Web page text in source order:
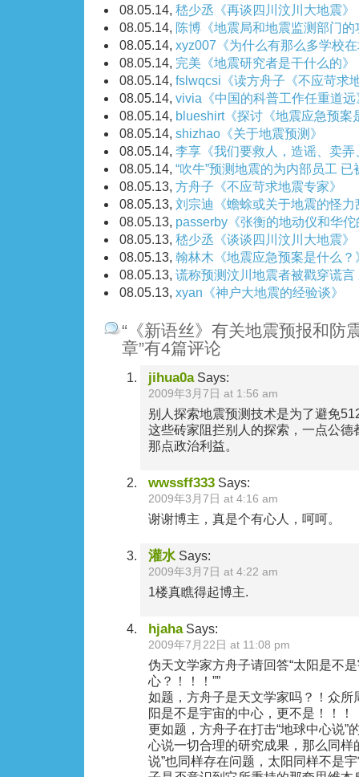
08.05.14, 嵇少丞《再谈四川汶川大地震》
08.05.14, 陈博《地震局和地震监测部门
08.05.14, xyz007《为什么有那么多学校
08.05.14, 完美《地震研究者是干什么的》
08.05.14, fslwqcsi《读方舟子《不应苛求
08.05.14, vivia《中国的科普工作任重道远
08.05.14, blueshirt《探讨《地震应急预案
08.05.14, shizhao《关于地震预测》
08.05.14, 李享《我们要救人，造谣、卖
08.05.14, “吹牛”预测地震的为内部员工 已
08.05.13, 方舟子《不应苛求地震专家》
08.05.13, 刘宗迪《蟾蜍或关于地震的怪力
08.05.13, passerby《张衡的地动仪和华
08.05.13, 嵇少丞《谈谈四川汶川大地震》
08.05.13, 翰林木《地震应急预案是什么？
08.05.13, 谎称预测汶川地震者被戳穿谎言
08.05.13, xyan《神户大地震的经验谈》
“《新语丝》有关地震预报和防
章”有4篇评论
jihua0aSays:
2009年3月7日 at 1:56 am
别人探索地震预测技术是为了避免
这些砖家阻拦别人的探索，一点公德
那点政治利益。
wwssff333 Says:
2009年3月7日 at 4:16 am
谢谢博主，真是个有心人，呵呵。
灌水 Says:
2009年3月7日 at 4:22 am
1楼真瞧得起博主.
hjahaSays:
2009年7月22日 at 11:08 pm
伪天文学家方舟子请回答“太阳是不
心？！！！””
如题，方舟子是天文学家吗？！众所
阳是不是宇宙的中心，更不是！！！
更如题，方舟子在打击“地球中心说”
心说一切合理的研究成果，那么同样
说”也同样存在问题，太阳同样不是